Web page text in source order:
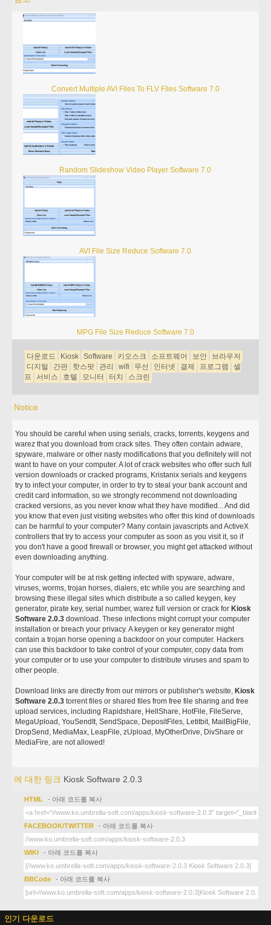
Convert Multiple AVI Files To FLV Files Software 7.0
Random Slideshow Video Player Software 7.0
AVI File Size Reduce Software 7.0
MPG File Size Reduce Software 7.0
다운로드 Kiosk Software 키오스크 소프트웨어 보안
브라우저
디지털
간판 핫스팟 관리 wifi 무선 인터넷 결제 프로그램
셀
프
서비스 호텔 모니터 터치 스크린
Notice
You should be careful when using serials, cracks, torrents, keygens and
warez that you download from crack sites. They often contain adware,
spyware, malware or other nasty modifications that you definitely will not
want to have on your computer. A lot of crack websites who offer such full
version downloads or cracked programs, Kristanix serials and keygens
try to infect your computer, in order to try to steal your bank account and
credit card information, so we strongly recommend not downloading
cracked versions, as you never know what they have modified... And did
you know that even just visiting websites who offer this kind of downloads
can be harmful to your computer? Many contain javascripts and ActiveX
controllers that try to access your computer as soon as you visit it, so if
you don't have a good firewall or browser, you might get attacked without
even downloading anything.
Your computer will be at risk getting infected with spyware, adware,
viruses, worms, trojan horses, dialers, etc while you are searching and
browsing these illegal sites which distribute a so called keygen, key
generator, pirate key, serial number, warez full version or crack for Kiosk
Software 2.0.3 download. These infections might corrupt your computer
installation or breach your privacy. A keygen or key generator might
contain a trojan horse opening a backdoor on your computer. Hackers
can use this backdoor to take control of your computer, copy data from
your computer or to use your computer to distribute viruses and spam to
other people.
Download links are directly from our mirrors or publisher's website, Kiosk
Software 2.0.3 torrent files or shared files from free file sharing and free
upload services, including Rapidshare, HellShare, HotFile, FileServe,
MegaUpload, YouSendIt, SendSpace, DepositFiles, Letitbit, MailBigFile,
DropSend, MediaMax, LeapFile, zUpload, MyOtherDrive, DivShare or
MediaFire, are not allowed!
에 대한 링크 Kiosk Software 2.0.3
HTML - 아래 코드를 복사
FACEBOOK/TWITTER - 아래 코드를 복사
WIKI - 아래 코드를 복사
BBCode - 아래 코드를 복사
인기 다운로드